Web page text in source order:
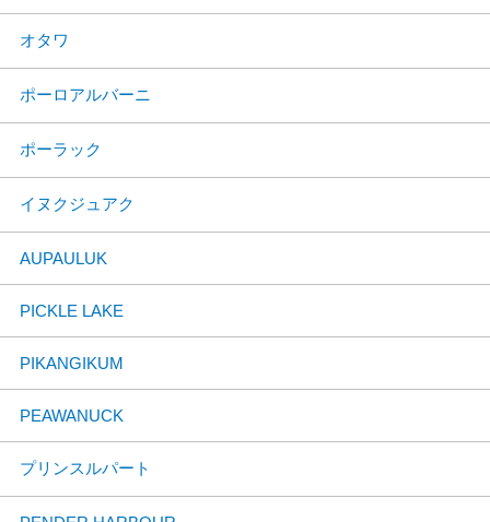
オタワ
ポーロアルバーニ
ポーラック
イヌクジュアク
AUPAULUK
PICKLE LAKE
PIKANGIKUM
PEAWANUCK
プリンスルパート